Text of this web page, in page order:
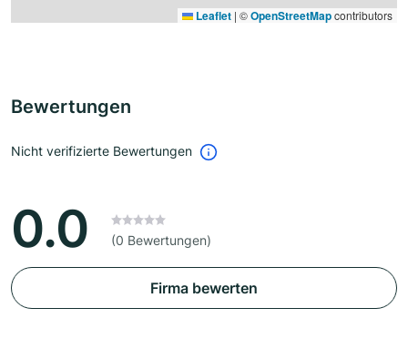
Leaflet | ©OpenStreetMapcontributors
Bewertungen
Nicht verifizierte Bewertungen
0.0 (0 Bewertungen)
Firma bewerten